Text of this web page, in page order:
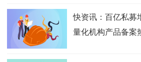
快资讯：百亿私募
量化机构产品备案